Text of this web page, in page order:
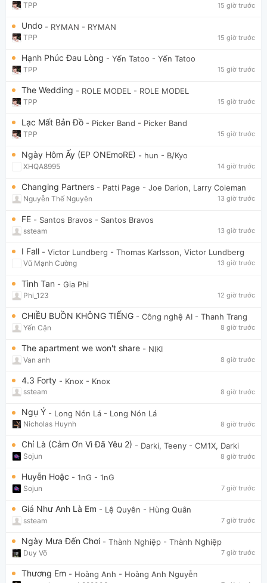
TPP 15 giờ trước
Undo - RYMAN - RYMAN
TPP 15 giờ trước
Hạnh Phúc Đau Lòng - Yến Tatoo - Yến Tatoo
TPP 15 giờ trước
The Wedding - ROLE MODEL - ROLE MODEL
TPP 15 giờ trước
Lạc Mất Bản Đồ - Picker Band - Picker Band
TPP 15 giờ trước
Ngày Hôm Ấy (EP ONEmoRE) - hun - B/Kyo
XHQA8995 14 giờ trước
Changing Partners - Patti Page - Joe Darion, Larry Coleman
Nguyễn Thế Nguyên 13 giờ trước
FE - Santos Bravos - Santos Bravos
ssteam 13 giờ trước
I Fall - Victor Lundberg - Thomas Karlsson, Victor Lundberg
Vũ Mạnh Cường 13 giờ trước
Tình Tan - Gia Phi
Phi_123 12 giờ trước
CHIỀU BUỒN KHÔNG TIẾNG - Công nghệ AI - Thanh Trang
Yến Cận 8 giờ trước
The apartment we won't share - NIKI
Van anh 8 giờ trước
4.3 Forty - Knox - Knox
ssteam 8 giờ trước
Ngụ Ý - Long Nón Lá - Long Nón Lá
Nicholas Huynh 8 giờ trước
Chỉ Là (Cảm Ơn Vì Đã Yêu 2) - Darki, Teeny - CM1X, Darki
Sojun 8 giờ trước
Huyễn Hoặc - 1nG - 1nG
Sojun 7 giờ trước
Giá Như Anh Là Em - Lệ Quyên - Hùng Quân
ssteam 7 giờ trước
Ngày Mưa Đến Chơi - Thành Nghiệp - Thành Nghiệp
Duy Võ 7 giờ trước
Thương Em - Hoàng Anh - Hoàng Anh Nguyễn